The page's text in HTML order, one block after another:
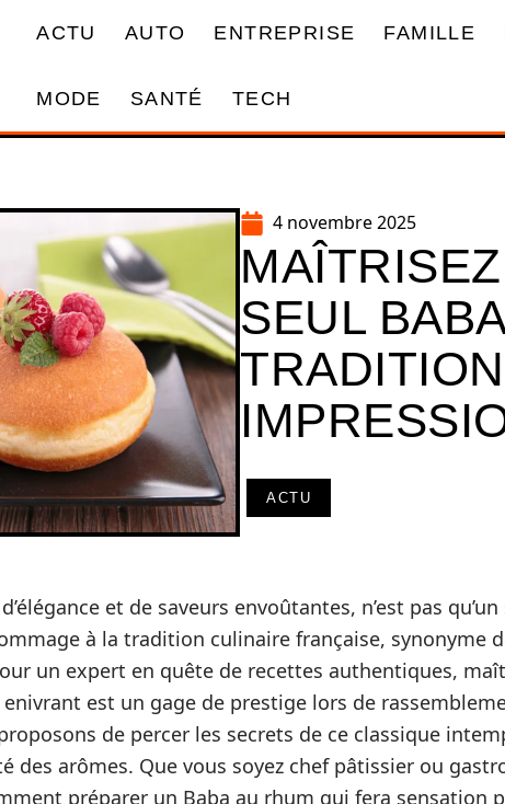
ACTU AUTO ENTREPRISE FAMILLE
MODE SANTÉ TECH
4 novembre 2025
SEUL
ACTU
et de saveurs envoûtantes, n’est pas
à la tradition culinaire française, synonyme
un expert en quête de recettes authentiques,
est un gage de prestige lors de
de percer les secrets de ce classique
des arômes. Que vous soyez chef pâtissier ou
préparer un Baba au rhum qui fera sensation